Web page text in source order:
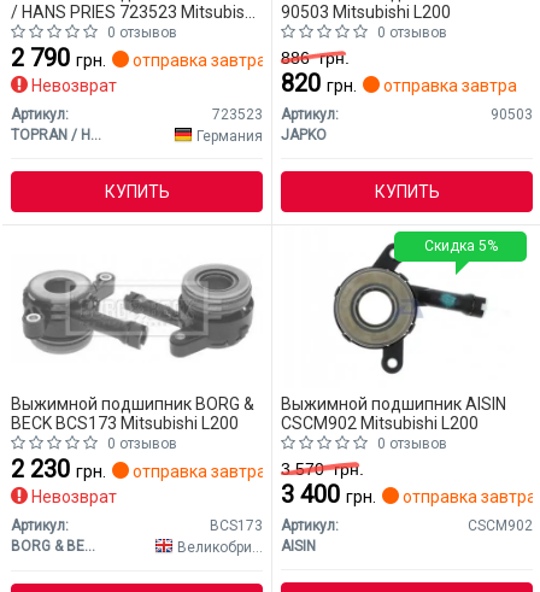
/ HANS PRIES 723523 Mitsubishi
L200
0 отзывов
2 790 грн.
отправка завтра
Невозврат
Артикул:
723523
TOPRAN / HANS PRIES
Германия
КУПИТЬ
90503 Mitsubishi L200
0 отзывов
886грн.
820 грн. отправка завтра
Артикул:
90503
JAPKO
КУПИТЬ
Выжимной подшипник BORG &
BECK BCS173 Mitsubishi L200
0 отзывов
2 230 грн.
отправка завтра
Невозврат
Артикул:
BCS173
BORG & BECK
Великобритания
Выжимной подшипник AISIN
CSCM902 Mitsubishi L200
0 отзывов
3 570грн.
3 400 грн. отправка завтра
Артикул:
CSCM902
AISIN
Скидка 5%